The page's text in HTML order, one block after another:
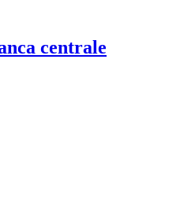
centrale